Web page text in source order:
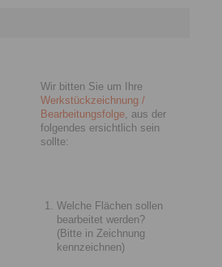
Wir bitten Sie um Ihre
Werkstückzeichnung /
Bearbeitungsfolge , aus der
folgendes ersichtlich sein
sollte:
Welche Flächen sollen
bearbeitet werden?
(Bitte in Zeichnung
kennzeichnen)